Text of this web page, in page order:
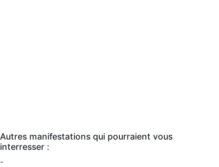
Autres manifestations qui pourraient vous
interresser :
-